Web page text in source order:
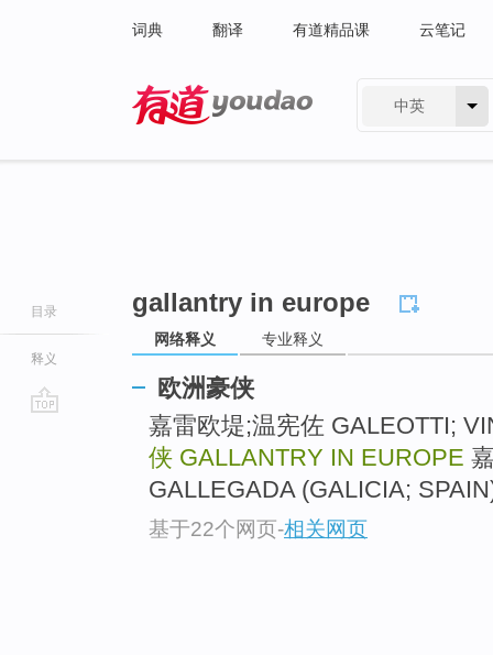
词典 翻译 有道精品课 云笔记
中英
目录
释义
gallantry in europe
网络释义 专业释义
欧洲豪侠
嘉雷欧堤;温宪佐 GALEOTTI;
侠 GALLANTRY IN EUROPE
GALLEGADA (GALICIA;
基于22个网页-相关网页